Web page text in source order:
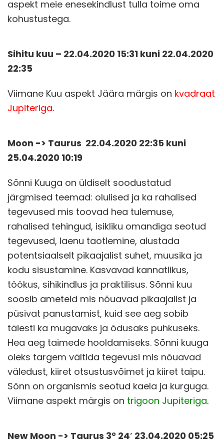
aspekt meie enesekindlust tulla toime oma
kohustustega.
Sihitu kuu – 22.04.2020 15:31 kuni 22.04.2020
22:35
Viimane Kuu aspekt Jäära märgis on kvadraat
Jupiteriga.
Moon -> Taurus 22.04.2020 22:35 kuni
25.04.2020 10:19
Sõnni Kuuga on üldiselt soodustatud
järgmised teemad: olulised ja ka rahalised
tegevused mis toovad hea tulemuse,
rahalised tehingud, isikliku omandiga seotud
tegevused, laenu taotlemine, alustada
potentsiaalselt pikaajalist suhet, muusika ja
kodu sisustamine. Kasvavad kannatlikus,
töökus, sihikindlus ja praktilisus. Sõnni kuu
soosib ameteid mis nõuavad pikaajalist ja
püsivat panustamist, kuid see aeg sobib
täiesti ka mugavaks ja õdusaks puhkuseks.
Hea aeg taimede hooldamiseks. Sõnni kuuga
oleks targem vältida tegevusi mis nõuavad
väledust, kiiret otsustusvõimet ja kiiret taipu.
Sõnn on organismis seotud kaela ja kurguga.
Viimane aspekt märgis on trigoon Jupiteriga.
New Moon -> Taurus 3° 24′ 23.04.2020 05:25